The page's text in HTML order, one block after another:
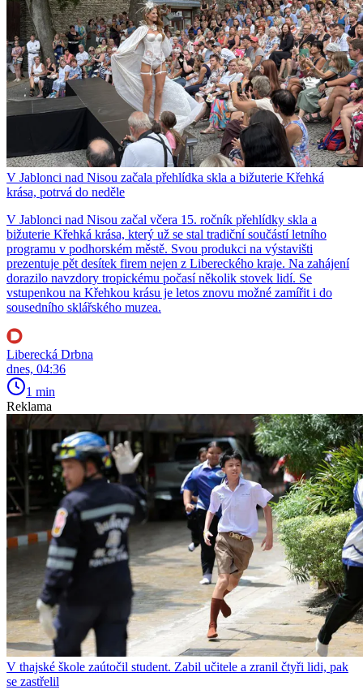
V Jablonci nad Nisou začala přehlídka skla a bižuterie Křehká
krása, potrvá do neděle
V Jablonci nad Nisou začal včera 15. ročník přehlídky skla a
bižuterie Křehká krása, který už se stal tradiční součástí letního
programu v podhorském městě. Svou produkci na výstavišti
prezentuje pět desítek firem nejen z Libereckého kraje. Na zahájení
dorazilo navzdory tropickému počasí několik stovek lidí. Se
vstupenkou na Křehkou krásu je letos znovu možné zamířit i do
sousedního sklářského muzea.
Liberecká Drbna
dnes, 04:36
1 min
Reklama
V thajské škole zaútočil student. Zabil učitele a zranil čtyři lidi, pak
se zastřelil